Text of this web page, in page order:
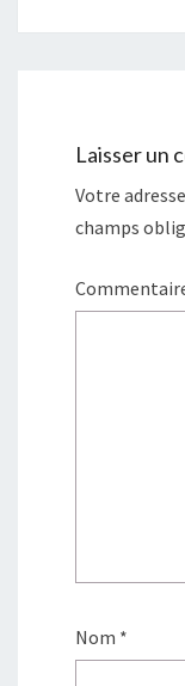
Laisser un
Votre
champs
Nom *